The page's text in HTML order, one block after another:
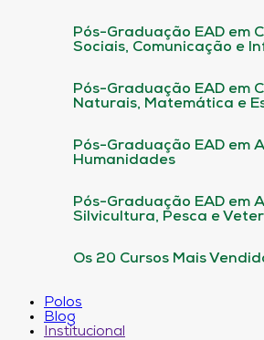
Pós-Graduação EAD em
Sociais, Comunicação e
Pós-Graduação EAD em
Naturais, Matemática e
Pós-Graduação EAD em
Humanidades
Pós-Graduação EAD em
Silvicultura, Pesca e
Os 20 Cursos Mais
Polos
Blog
Institucional